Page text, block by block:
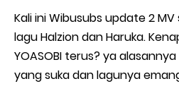
Kali ini Wibusubs update 2
lagu Halzion dan Haruka.
YOASOBI terus? ya
yang suka dan lagunya